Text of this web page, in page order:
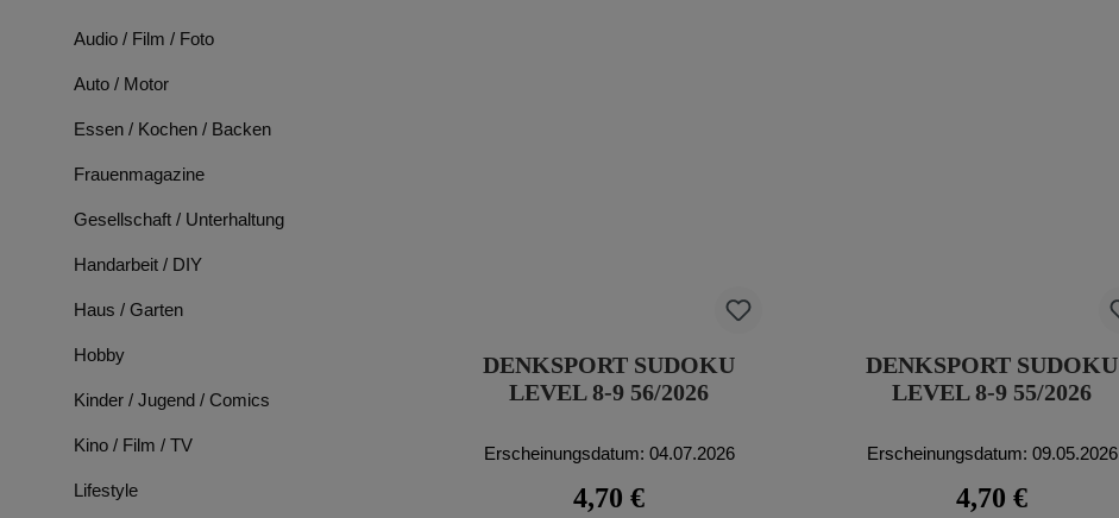
Audio / Film / Foto
Auto / Motor
Essen / Kochen / Backen
Frauenmagazine
Gesellschaft / Unterhaltung
Handarbeit / DIY
Haus / Garten
Hobby
Kinder / Jugend / Comics
Kino / Film / TV
Lifestyle
DENKSPORT SUDOKU
LEVEL 8-9 56/2026
Erscheinungsdatum: 04.07.2026
Regulärer Preis:
4,70 €
DENKSPORT SUDOKU
LEVEL 8-9 55/2026
Erscheinungsdatum: 09.05.2026
Regulärer Preis:
4,70 €